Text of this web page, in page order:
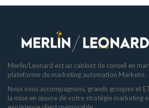
Merlin/Leonard est un cabinet de conseil en
plateforme de marketing automation Marketo.
Nous vous accompagnons, grands groupes et
la mise en œuvre de votre stratégie marketing